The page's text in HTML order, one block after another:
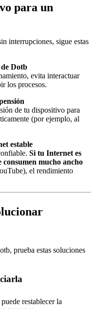
para un
interrupciones, sigue estas
Dotb
evita interactuar
los procesos.
de tu dispositivo para
(por ejemplo, al
estable
Si tu Internet es
consumen mucho ancho
el rendimiento
prueba estas soluciones
restablecer la